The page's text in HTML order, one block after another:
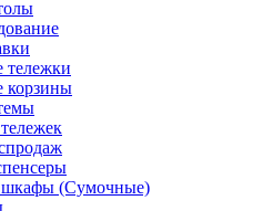
тележки
корзины
шкафы (Сумочные)